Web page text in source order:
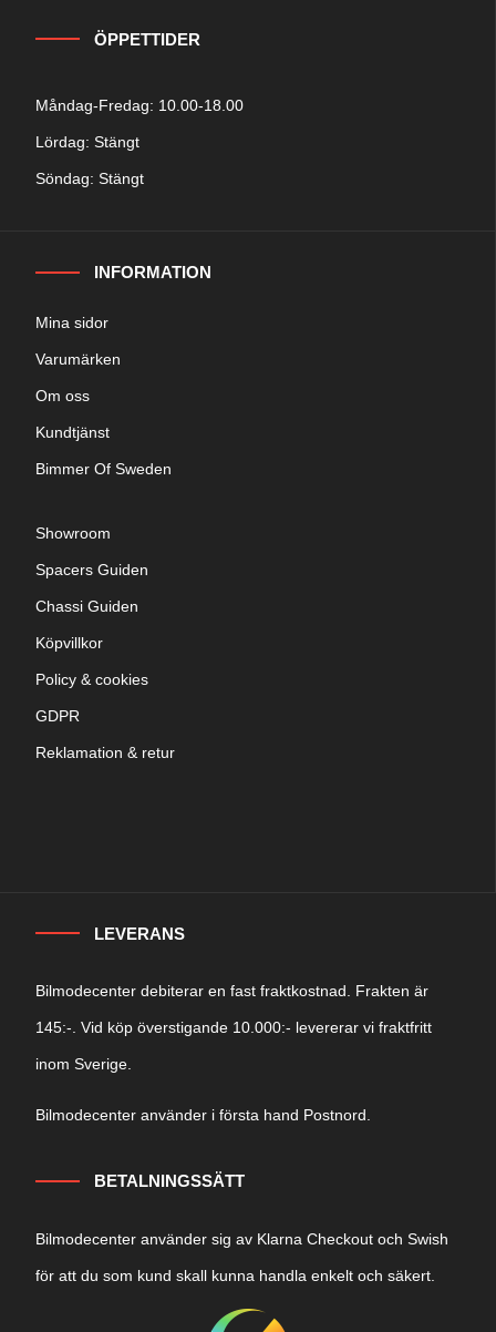
ÖPPETTIDER
Måndag-Fredag: 10.00-18.00
Lördag: Stängt
Söndag: Stängt
INFORMATION
Mina sidor
Varumärken
Om oss
Kundtjänst
Bimmer Of Sweden
Showroom
Spacers Guiden
Chassi Guiden
Köpvillkor
Policy & cookies
GDPR
Reklamation & retur
LEVERANS
Bilmodecenter debiterar en fast fraktkostnad. Frakten är
145:-. Vid köp överstigande 10.000:- levererar vi fraktfritt
inom Sverige.
Bilmodecenter använder i första hand Postnord.
BETALNINGSSÄTT
Bilmodecenter använder sig av Klarna Checkout och Swish
för att du som kund skall kunna handla enkelt och säkert.